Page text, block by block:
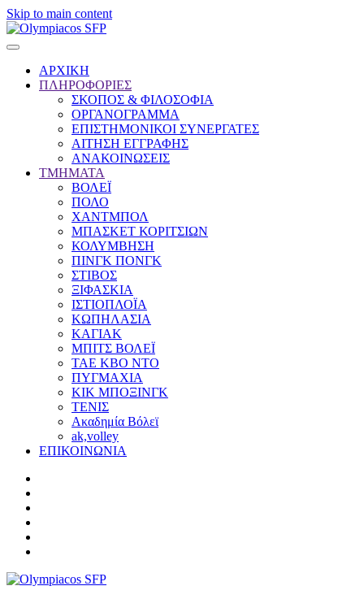
Skip to main content
ΑΡΧΙΚΗ
ΠΛΗΡΟΦΟΡΙΕΣ
ΣΚΟΠΟΣ & ΦΙΛΟΣΟΦΙΑ
ΟΡΓΑΝΟΓΡΑΜΜΑ
ΕΠΙΣΤΗΜΟΝΙΚΟΙ ΣΥΝΕΡΓΑΤΕΣ
ΑΙΤΗΣΗ ΕΓΓΡΑΦΗΣ
ΑΝΑΚΟΙΝΩΣΕΙΣ
ΤΜΗΜΑΤΑ
ΒΟΛΕΪ
ΠΟΛΟ
ΧΑΝΤΜΠΟΛ
ΜΠΑΣΚΕΤ ΚΟΡΙΤΣΙΩΝ
ΚΟΛΥΜΒΗΣΗ
ΠΙΝΓΚ ΠΟΝΓΚ
ΣΤΙΒΟΣ
ΞΙΦΑΣΚΙΑ
ΙΣΤΙΟΠΛΟΪΑ
ΚΩΠΗΛΑΣΙΑ
ΚΑΓΙΑΚ
ΜΠΙΤΣ ΒΟΛΕΪ
ΤΑΕ ΚΒΟ ΝΤΟ
ΠΥΓΜΑΧΙΑ
ΚΙΚ ΜΠΟΞΙΝΓΚ
ΤΕΝΙΣ
Ακαδημία Βόλεϊ
ak,volley
ΕΠΙΚΟΙΝΩΝΙΑ